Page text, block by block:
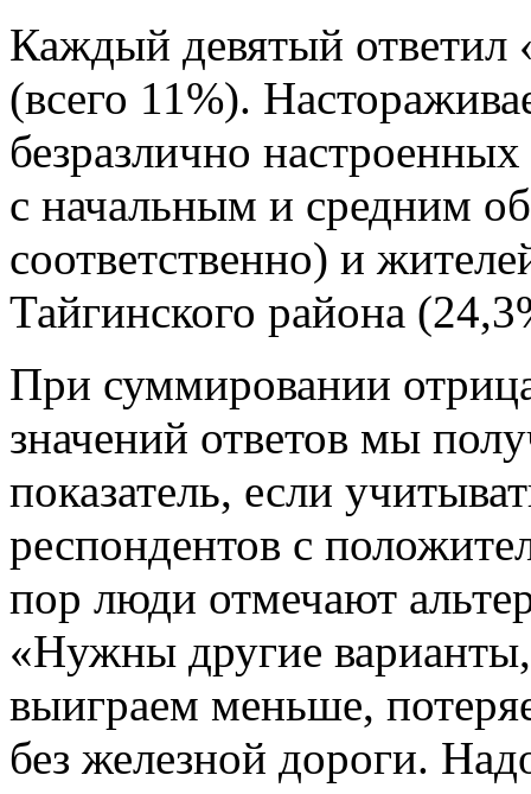
Каждый девятый ответил
(всего 11%).
безразлично
с начальным и средним
соответственно) и
Тайгинского района
При суммировании
значений ответов мы
показатель, если
респондентов с
пор люди отмечают
«Нужны другие
выиграем меньше,
без железной дороги.